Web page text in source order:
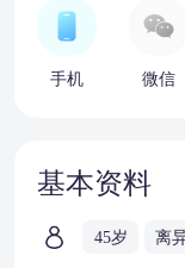
手机 微信
基本资料
45岁 离